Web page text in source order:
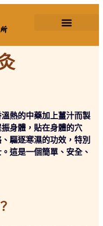
熱的中藥加上薑汁而製
身體， 貼在身體的穴
驅逐寒濕的功效，特別
這是一個簡單、安全、